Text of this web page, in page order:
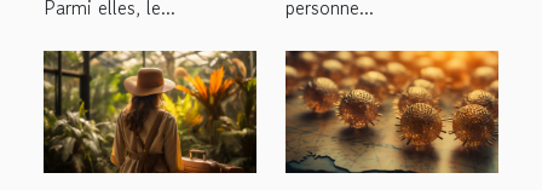
Parmi elles, le...
personne...